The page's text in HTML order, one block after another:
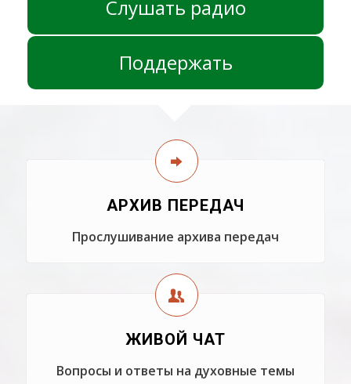
Слушать радио
Поддержать
АРХИВ ПЕРЕДАЧ
Прослушивание архива передач
ЖИВОЙ ЧАТ
Вопросы и ответы на духовные темы